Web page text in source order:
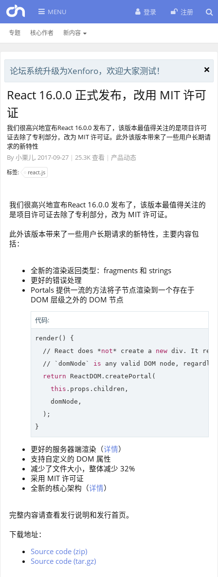
MENU
专题 核心作者 新内容
登录 注册
论坛系统升级为Xenforo，欢迎大家测试！
React 16.0.0 正式发布，改用 MIT 许可
证
我们很高兴地宣布React 16.0.0 发布了，该版本最值得关注的是项目许可
证去除了专利部分，改为 MIT 许可证。此外该版本带来了一些用户长期请
求的新特性
By小栗儿, 2017-09-27 | 25.3K 查看 | 产品动态
标签: react.js
我们很高兴地宣布React 16.0.0 发布了，该版本最值得关注的
是项目许可证去除了专利部分，改为 MIT 许可证。
此外该版本带来了一些用户长期请求的新特性，主要内容包
括：
全新的渲染返回类型：fragments 和 strings
更好的错误处理
Portals 提供一流的方法将子节点渲染到一个存在于
DOM 层级之外的 DOM 节点
代码:
render() {
// React does *not* create a new div. It
// ` domNode ` is any valid DOM node,
return ReactDOM.createPortal(
this .props.children,
    domNode,
  );
}
更好的服务器端渲染（详情）
支持自定义的 DOM 属性
减少了文件大小，整体减少 32%
采用 MIT 许可证
全新的核心架构（详情）
完整内容请查看发行说明和发行首页。
下载地址：
Source code (zip)
Source code (tar.gz)